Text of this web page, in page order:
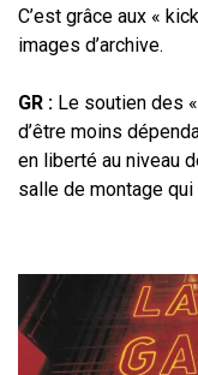
C’est grâce aux « ki
images d’archive.
GR : Le soutien des «
d’être moins
en liberté au niveau
salle de montage